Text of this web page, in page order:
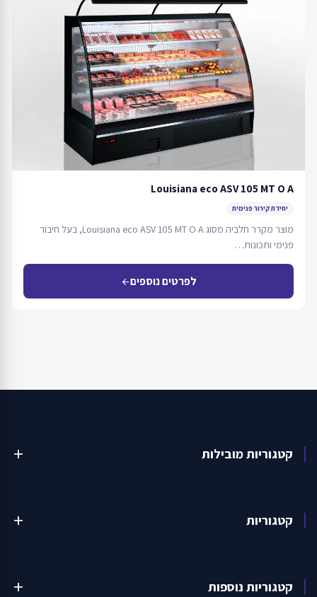
Louisiana eco ASV 105 MT O A
יחידת קירור פנימית
מוצר מקרר חלביה מסוג Louisiana eco ASV 105 MT O A, בעל חיבור
פנימי ותכונות…
לפרטים נוספיםarrow_back
קטגוריות מובילות add
קטגוריות add
קטגוריות נוספות add